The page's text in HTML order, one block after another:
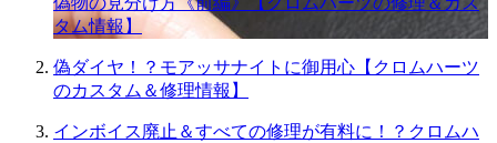
タム情報】
偽ダイヤ！？モアッサナイトに御用心【クロムハーツ
のカスタム＆修理情報】
インボイス廃止＆すべての修理が有料に！？クロムハ